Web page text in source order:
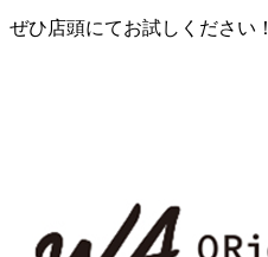
ぜひ店頭にてお試しください！